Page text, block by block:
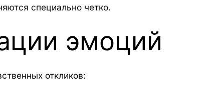
специально четко.
эмоций
откликов: